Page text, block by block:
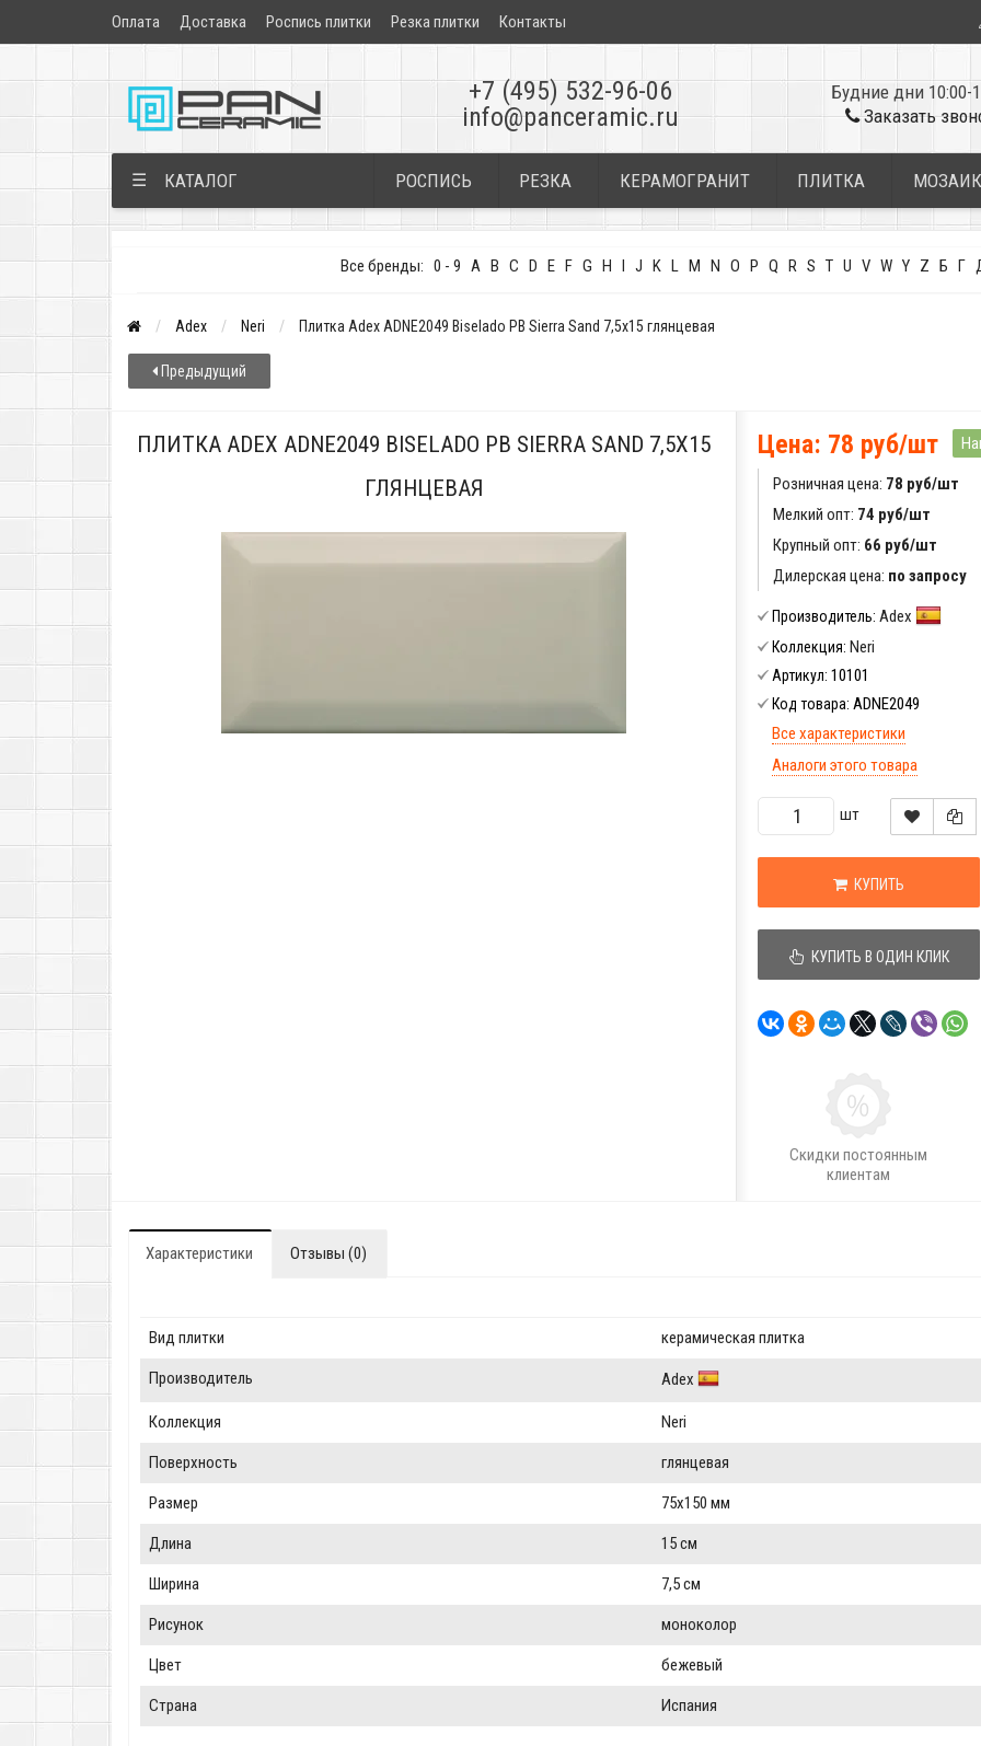
Оплата Доставка Роспись плитки Резка плитки Контакты
+7 (495) 532-96-06
info@panceramic.ru
Будние дни 10:00-
Заказать
☰ КАТАЛОГ РОСПИСЬ РЕЗКА КЕРАМОГРАНИТ ПЛИТКА
Все бренды: 0 - 9 A B C D E F G H I J K L M N O P Q R S T U V W Y Z Б Г
Adex Neri Плитка Adex ADNE2049 Biselado PB Sierra Sand 7,5x15 глянцевая
Предыдущий
ПЛИТКА ADEX ADNE2049 BISELADO PB SIERRA SAND 7,5X15
ГЛЯНЦЕВАЯ
Цена: 78 руб/шт
Розничная цена: 78 руб/шт
Мелкий опт: 74 руб/шт
Крупный опт: 66 руб/шт
Дилерская цена: по запросу
Производитель: Adex
Коллекция: Neri
Артикул: 10101
Код товара: ADNE2049
Все характеристики
Аналоги этого товара
шт
КУПИТЬ
КУПИТЬ В ОДИН КЛИК
Скидки постоянным
клиентам
Характеристики Отзывы (0)
Вид плитки керамическая плитка
Производитель Adex
Коллекция Neri
Поверхность глянцевая
Размер 75x150 мм
Длина 15 см
Ширина 7,5 см
Рисунок моноколор
Цвет бежевый
Страна Испания